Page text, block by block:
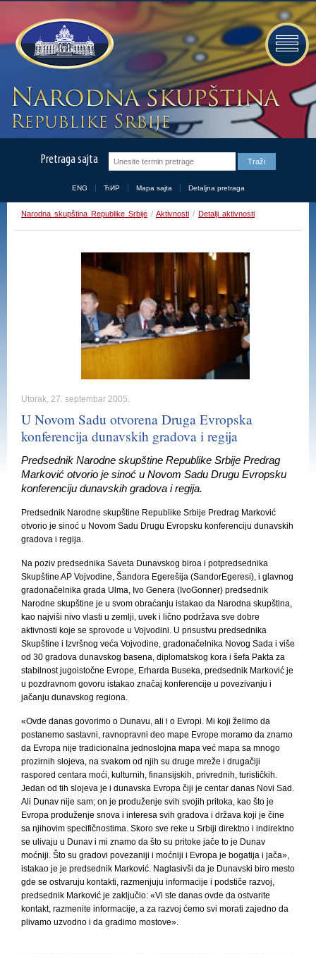
Pretraga sajta
ENG ЋИР Mapa sajta Detaljna pretraga
Narodna skupština Republike Srbije / Aktivnosti / Detalji aktivnosti
Utorak, 27. septembar 2005.
U Novom Sadu otvorena Druga Evropska
konferencija dunavskih gradova i regija
Predsednik Narodne skupštine Republike Srbije Predrag
Marković otvorio je sinoć u Novom Sadu Drugu Evropsku
konferenciju dunavskih gradova i regija.
Predsednik Narodne skupštine Republike Srbije Predrag Marković
otvorio je sinoć u Novom Sadu Drugu Evropsku konferenciju dunavskih
gradova i regija.
Na poziv predsednika Saveta Dunavskog biroa i potpredsednika
Skupštine AP Vojvodine, Šandora Egerešija (SandorEgeresi), i glavnog
gradonačelnika grada Ulma, Ivo Genera (IvoGonner) predsednik
Narodne skupštine je u svom obraćanju istakao da Narodna skupština,
kao najviši nivo vlasti u zemlji, uvek i lično podržava sve dobre
aktivnosti koje se sprovode u Vojvodini. U prisustvu predsednika
Skupštine i Izvršnog veća Vojvodine, gradonačelnika Novog Sada i više
od 30 gradova dunavskog basena, diplomatskog kora i šefa Pakta za
stabilnost jugoistočne Evrope, Erharda Buseka, predsednik Marković je
u pozdravnom govoru istakao značaj konferencije u povezivanju i
jačanju dunavskog regiona.
«Ovde danas govorimo o Dunavu, ali i o Evropi. Mi koji želimo da
postanemo sastavni, ravnopravni deo mape Evrope moramo da znamo
da Evropa nije tradicionalna jednoslojna mapa već mapa sa mnogo
prozirnih slojeva, na svakom od njih su druge mreže i drugačiji
raspored centara moći, kulturnih, finansijskih, privrednih, turističkih.
Jedan od tih slojeva je i dunavska Evropa čiji je centar danas Novi Sad.
Ali Dunav nije sam; on je produženje svih svojih pritoka, kao što je
Evropa produženje snova i interesa svih gradova i država koji je čine
sa njihovim specifičnostima. Skoro sve reke u Srbiji direktno i indirektno
se ulivaju u Dunav i mi znamo da što su pritoke jače to je Dunav
moćniji. Što su gradovi povezaniji i moćniji i Evropa je bogatija i jača»,
istakao je je predsednik Marković. Naglasivši da je Dunavski biro mesto
gde se ostvaruju kontakti, razmenjuju informacije i podstiče razvoj,
predsednik Marković je zaključio: «Vi ste danas ovde da ostvarite
kontakt, razmenite informacije, a za razvoj ćemo svi morati zajedno da
plivamo uzvodno i da gradimo mostove».